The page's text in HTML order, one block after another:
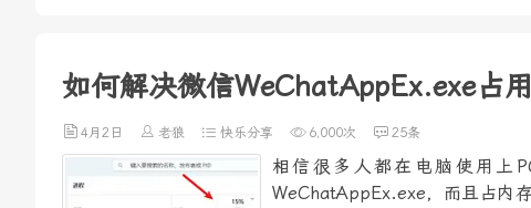
如何解决微信WeChatAppEx.exe占
4月2日 老狼 快乐分享 6,000次 25条
相信很多人都在电脑使用上
WeChatAppEx.exe，而且占内